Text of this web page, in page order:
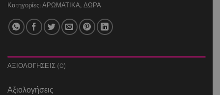
Κατηγορίες:ΑΡΩΜΑΤΙΚΑ, ΔΩΡΑ
ΑΞΙΟΛΟΓΉΣΕΙΣ (0)
Αξιολογήσεις